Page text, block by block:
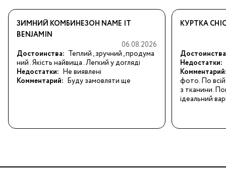
ЗИМНИЙ КОМБИНЕЗОН NAME IT
BENJAMIN
06.08.2026
Достоинства: Теплий , зручний , продума
ний . Якість найвища . Легкий у догляді
Недостатки: Не виявлені
Комментарий: Буду замовляти ще
КУРТКА
Недостатки:
фото. По всій
з тканини.
ідеальний